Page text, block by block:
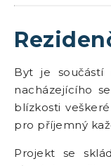
Byt je součástí
nacházejícího
blízkosti
pro příjemný
Projekt se